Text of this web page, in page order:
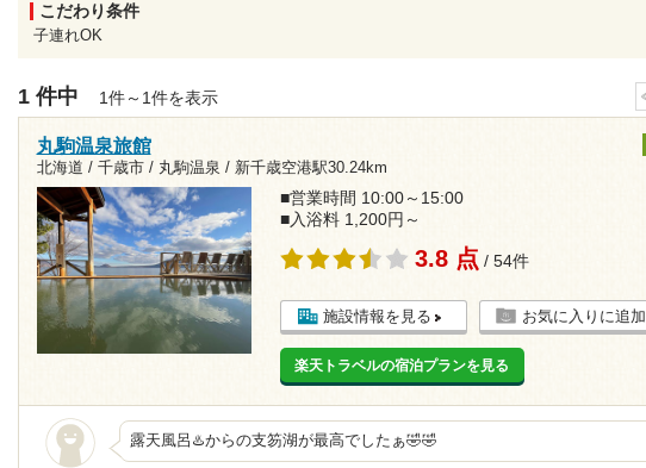
こだわり条件
子連れOK
1 件中 1件～1件を表示
丸駒温泉旅館
北海道 / 千歳市 / 丸駒温泉 / 新千歳空港駅30.24km
■営業時間 10:00～15:00
■入浴料 1,200円～
3.8 点 / 54件
施設情報を見る お気に入りに追加
楽天トラベルの宿泊プランを見る
露天風呂♨️からの支笏湖が最高でしたぁ🤣🤣